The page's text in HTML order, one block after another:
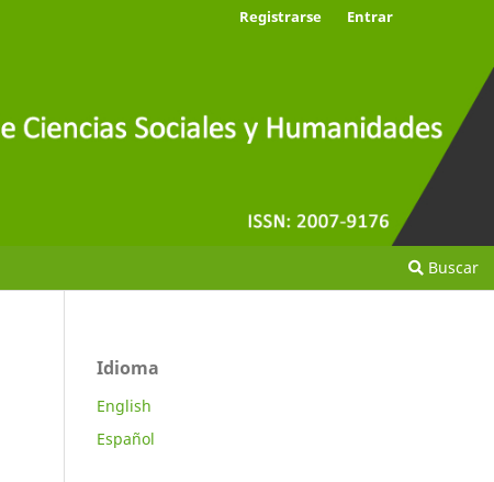
Buscar
Registrarse Entrar
Idioma
English
Español